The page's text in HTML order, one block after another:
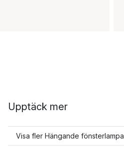
Upptäck mer
Visa fler Hängande fönsterlampa